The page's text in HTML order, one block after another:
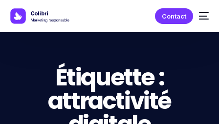
Contact
Étiquette :
attractivité